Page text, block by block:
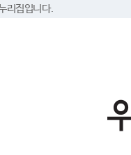
리집입니다.